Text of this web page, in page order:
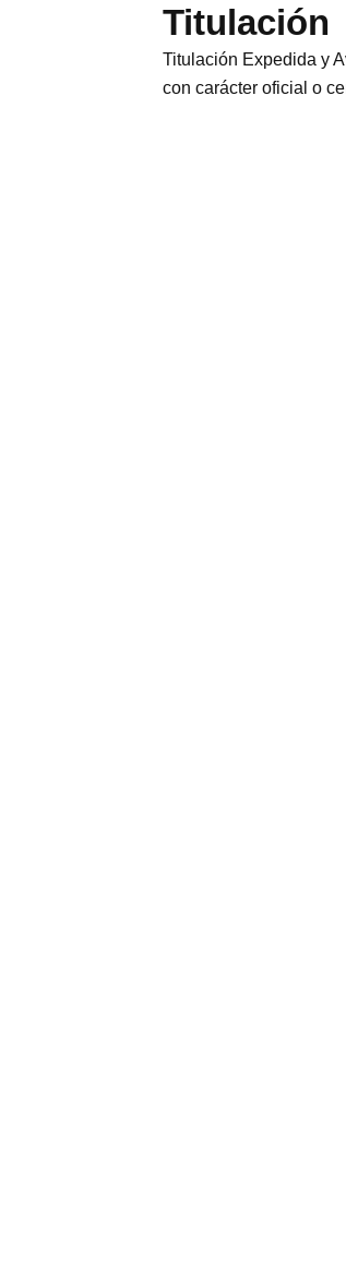
Titulación
Titulación Expedida y
con carácter oficial o